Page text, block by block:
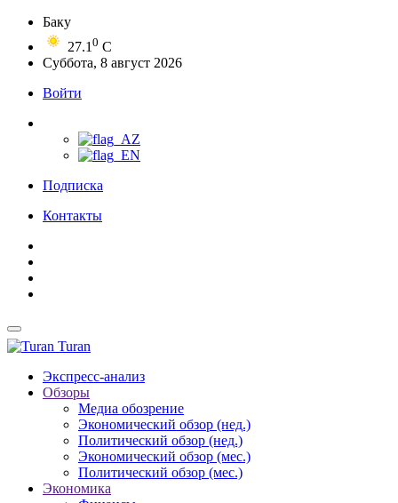
Баку
27.1 0 C
Суббота, 8 август 2026
Войти
Подписка
Контакты
Turan
Экспресс-анализ
Обзоры
Медиа обозрение
Экономический обзор (нед.)
Политический обзор (нед.)
Экономический обзор (мес.)
Политический обзор (мес.)
Экономика